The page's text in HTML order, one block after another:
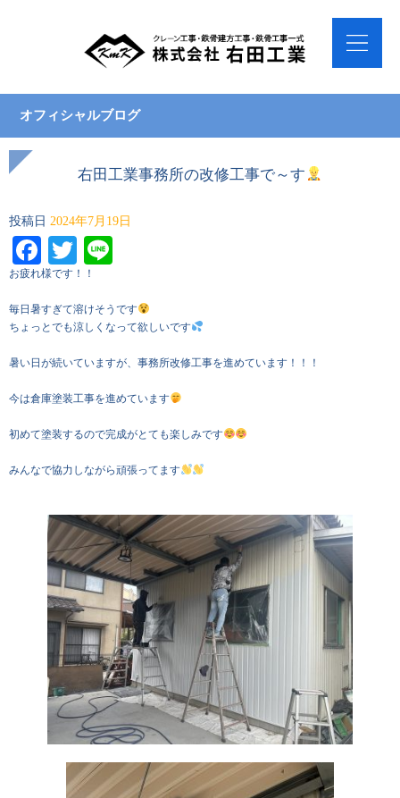
オフィシャルブログ
右田工業事務所の改修工事で～す
投稿日 2024年7月19日
Facebook
Twitter
お疲れ様です！！
毎日暑すぎて溶けそうです
ちょっとでも涼しくなって欲しいです
暑い日が続いていますが、事務所改修工事を進めています！！！
今は倉庫塗装工事を進めています
初めて塗装するので完成がとても楽しみです
みんなで協力しながら頑張ってます